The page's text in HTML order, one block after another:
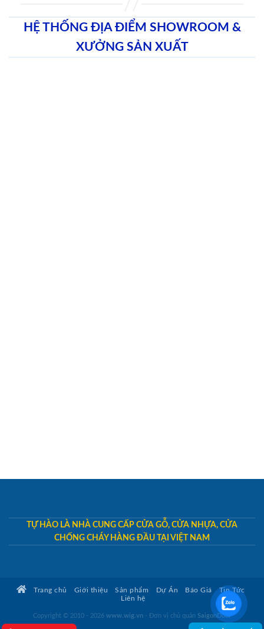
HỆ THỐNG ĐỊA ĐIỂM SHOWROOM &
XƯỞNG SẢN XUẤT
TỰ HÀO LÀ NHÀ CUNG CẤP CỬA GỖ, CỬA NHỰA, CỬA
CHỐNG CHÁY HÀNG ĐẦU TẠI VIỆT NAM
Trang chủ Giới thiệu Sản phẩm Dự Án Báo Giá
Tin Tức
Liên hệ
Copyright © 2010 - 2026 www.wig.vn - Đơn vị chủ quản SaigonDoor